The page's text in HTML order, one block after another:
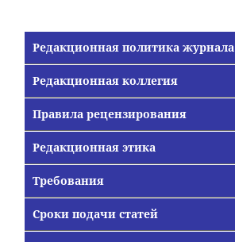
Редакционная политика журнала
Редакционная коллегия
Правила рецензирования
Редакционная этика
Требования
Сроки подачи статей